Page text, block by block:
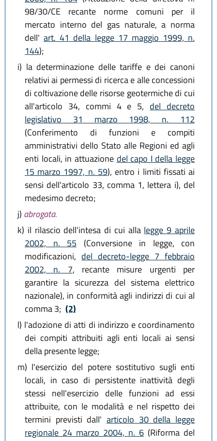
98/30/CE recante norme comuni per il
mercato interno del gas naturale, a norma
dell'art. 41 della legge 17 maggio 1999, n.
144);
i) la determinazione delle tariffe e dei canoni
relativi ai permessi di ricerca e alle concessioni
di coltivazione delle risorse geotermiche di cui
all'articolo 34, commi 4 e 5, del decreto
legislativo 31 marzo 1998, n. 112
(Conferimento di funzioni e compiti
amministrativi dello Stato alle Regioni ed agli
enti locali, in attuazione del capo I della legge
15 marzo 1997, n. 59), entro i limiti fissati ai
sensi dell'articolo 33, comma 1, lettera i), del
medesimo decreto;
j) abrogata.
k) il rilascio dell'intesa di cui alla legge 9 aprile
2002, n. 55 (Conversione in legge, con
modificazioni, del decreto-legge 7 febbraio
2002, n. 7, recante misure urgenti per
garantire la sicurezza del sistema elettrico
nazionale), in conformità agli indirizzi di cui al
comma 3; (2)
l) l'adozione di atti di indirizzo e coordinamento
dei compiti attribuiti agli enti locali ai sensi
della presente legge;
m) l'esercizio del potere sostitutivo sugli enti
locali, in caso di persistente inattività degli
stessi nell'esercizio delle funzioni ad essi
attribuite, con le modalità e nel rispetto dei
termini previsti dall' articolo 30 della legge
regionale 24 marzo 2004, n. 6 (Riforma del